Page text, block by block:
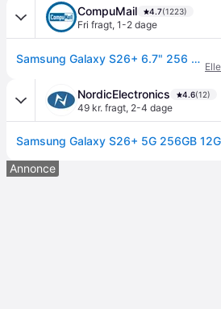
CompuMail 4.7(1223)
Fri fragt, 1-2 dage
Samsung Galaxy S26+ 6.7" 256 GB Hvid --> På lager, levering hos dig 11-08-2026
NordicElectronics 4.6(12)
49 kr. fragt, 2-4 dage
Annonce